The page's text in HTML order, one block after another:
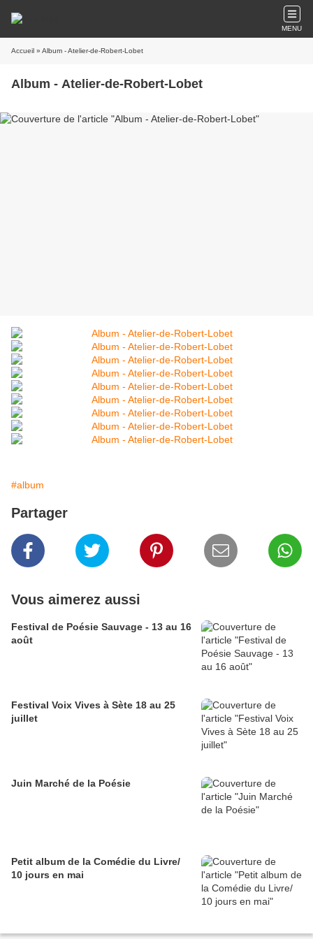
MENU
Accueil » Album - Atelier-de-Robert-Lobet
Album - Atelier-de-Robert-Lobet
#album
Partager
Vous aimerez aussi
Festival de Poésie Sauvage - 13 au 16
août
Festival Voix Vives à Sète 18 au 25
juillet
Juin Marché de la Poésie
Petit album de la Comédie du Livre/
10 jours en mai